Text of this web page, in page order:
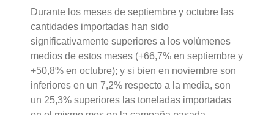
Durante los meses de septiembre y octubre las
cantidades importadas han sido
significativamente superiores a los volúmenes
medios de estos meses (+66,7% en septiembre y
+50,8% en octubre); y si bien en noviembre son
inferiores en un 7,2% respecto a la media, son
un 25,3% superiores las toneladas importadas